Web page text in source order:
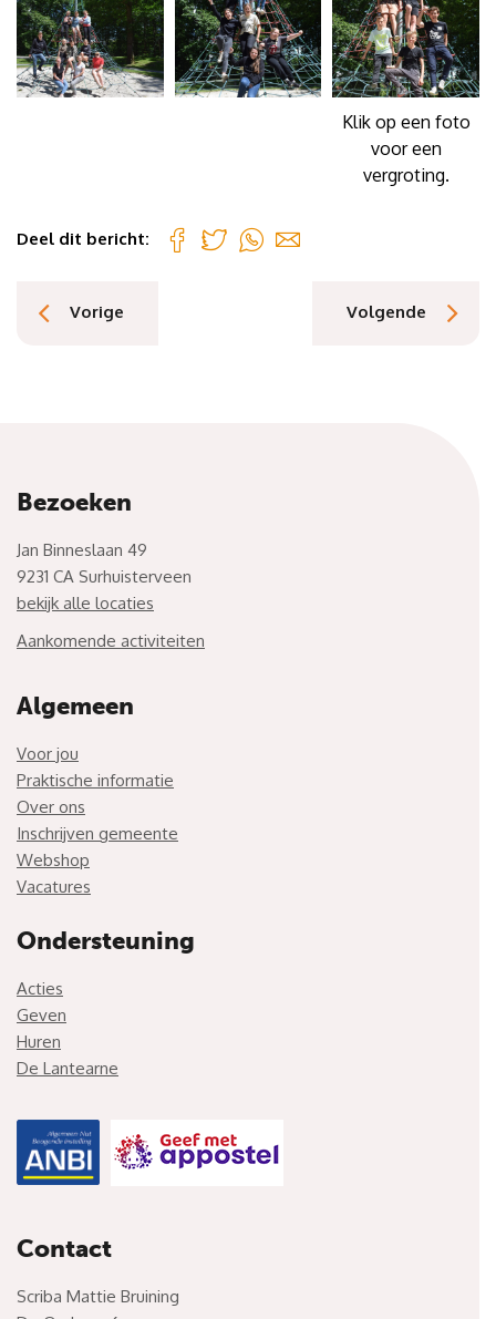
Klik op een foto
voor een
vergroting.
Deel dit bericht:
Vorige Volgende
Bezoeken
Jan Binneslaan 49
9231 CA Surhuisterveen
bekijk alle locaties
Aankomende activiteiten
Algemeen
Voor jou
Praktische informatie
Over ons
Inschrijven gemeente
Webshop
Vacatures
Ondersteuning
Acties
Geven
Huren
De Lantearne
Contact
Scriba Mattie Bruining